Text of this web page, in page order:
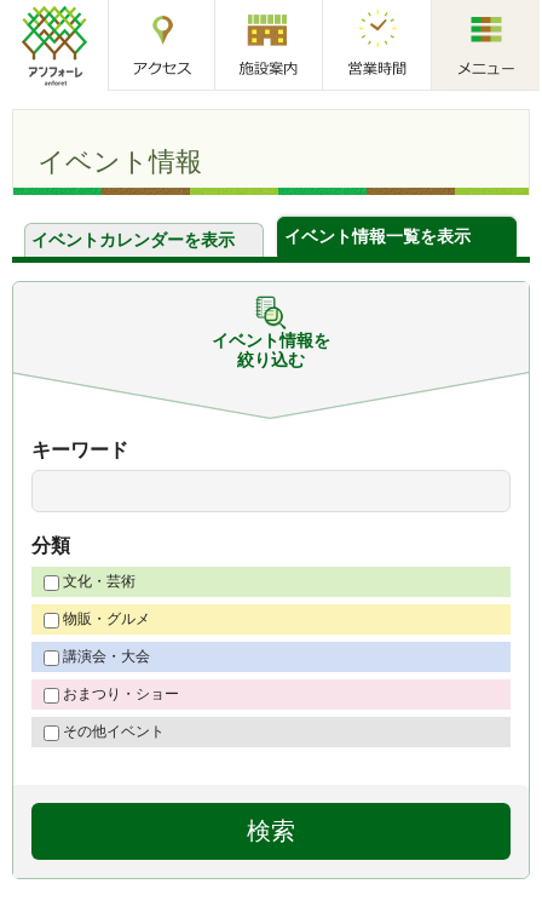
アンフォーレ 施設案内 営業時間
イベント情報
イベントカレンダーを表示 イベント情報一覧を表示
イベント情報を
絞り込む
キーワード
分類
文化・芸術
物販・グルメ
講演会・大会
おまつり・ショー
その他イベント